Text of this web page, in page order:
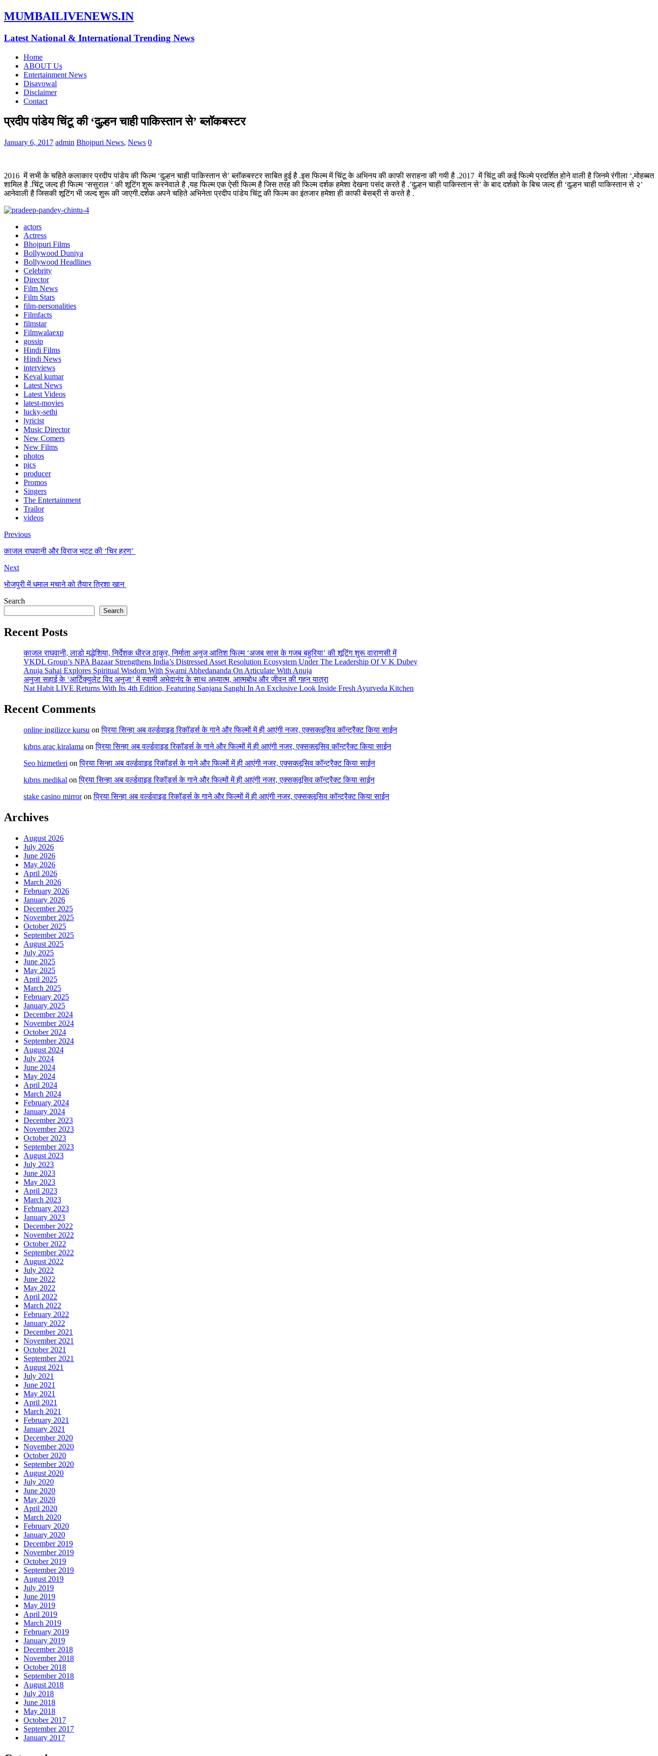
MUMBAILIVENEWS.IN
Latest National & International Trending News
Home
ABOUT Us
Entertainment News
Disavowal
Disclaimer
Contact
प्रदीप पांडेय चिंटू की ‘दुल्हन चाही पाकिस्तान से’ ब्लॉकबस्टर
January 6, 2017 admin Bhojpuri News, News 0
2016 में सभी के चहिते कलाकार प्रदीप पांडेय की फिल्म ‘दुल्हन चाही पाकिस्तान से’ ब्लॉकबस्टर साबित हुई है .इस फिल्म में चिंटू के अभिनय की काफी सराहना की गयी है .2017 में चिंटू की कई फिल्मे प्रदर्शित होने वाली है जिनमे रंगीला ‘,मोहब्बत
शामिल है .चिंटू जल्द ही फिल्म ‘ससुराल ‘ की शूटिंग शुरू करनेवाले है ,यह फिल्म एक ऐसी फिल्म है जिस तरह की फिल्म दर्शक हमेशा देखना पसंद करते है .’दुल्हन चाही पाकिस्तान से’ के बाद दर्शको के बिच जल्द ही ‘दुल्हन चाही पाकिस्तान से २’
आनेवाली है जिसकी शूटिंग भी जल्द शुरू की जाएगी.दर्शक अपने चहिते अभिनेता प्रदीप पांडेय चिंटू की फिल्म का इंतजार हमेशा ही काफी बेसब्री से करते है .
actors
Actress
Bhojpuri Films
Bollywood Duniya
Bollywood Headlines
Celebrity
Director
Film News
Film Stars
film-personalities
Filmfacts
filmstar
Filmwalaexp
gossip
Hindi Films
Hindi News
interviews
Keval kumar
Latest News
Latest Videos
latest-movies
lucky-sethi
lyricist
Music Director
New Comers
New Films
photos
pics
producer
Promos
Singers
The Entertainment
Trailor
videos
Previous
काजल राघवानी और विराज भट्ट की ‘चिर हरण’
Next
भोजपुरी में धमाल मचाने को तैयार त्रिशा खान
Search
Search
Recent Posts
काजल राघवानी, लाडो मद्धेशिया, निर्देशक धीरज ठाकुर, निर्माता अनुज आतिश फिल्म ‘अजब सास के गजब बहुरिया’ की शूटिंग शुरू वाराणसी में
VKDL Group’s NPA Bazaar Strengthens India’s Distressed Asset Resolution Ecosystem Under The Leadership Of V K Dubey
Anuja Sahai Explores Spiritual Wisdom With Swami Abhedananda On Articulate With Anuja
अनुजा सहाई के ‘आर्टिक्युलेट विद अनुजा’ में स्वामी अभेदानंद के साथ अध्यात्म, आत्मबोध और जीवन की गहन यात्रा
Nat Habit LIVE Returns With Its 4th Edition, Featuring Sanjana Sanghi In An Exclusive Look Inside Fresh Ayurveda Kitchen
Recent Comments
online ingilizce kursu onप्रिया सिन्हा अब वर्ल्डवाइड रिकॉर्ड्स के गाने और फिल्मों में ही आएंगी नजर, एक्सक्लूसिव कॉन्ट्रैक्ट किया साईन
kıbrıs araç kiralama onप्रिया सिन्हा अब वर्ल्डवाइड रिकॉर्ड्स के गाने और फिल्मों में ही आएंगी नजर, एक्सक्लूसिव कॉन्ट्रैक्ट किया साईन
Seo hizmetleri onप्रिया सिन्हा अब वर्ल्डवाइड रिकॉर्ड्स के गाने और फिल्मों में ही आएंगी नजर, एक्सक्लूसिव कॉन्ट्रैक्ट किया साईन
kıbrıs medikal onप्रिया सिन्हा अब वर्ल्डवाइड रिकॉर्ड्स के गाने और फिल्मों में ही आएंगी नजर, एक्सक्लूसिव कॉन्ट्रैक्ट किया साईन
stake casino mirroronप्रिया सिन्हा अब वर्ल्डवाइड रिकॉर्ड्स के गाने और फिल्मों में ही आएंगी नजर, एक्सक्लूसिव कॉन्ट्रैक्ट किया साईन
Archives
August 2026
July 2026
June 2026
May 2026
April 2026
March 2026
February 2026
January 2026
December 2025
November 2025
October 2025
September 2025
August 2025
July 2025
June 2025
May 2025
April 2025
March 2025
February 2025
January 2025
December 2024
November 2024
October 2024
September 2024
August 2024
July 2024
June 2024
May 2024
April 2024
March 2024
February 2024
January 2024
December 2023
November 2023
October 2023
September 2023
August 2023
July 2023
June 2023
May 2023
April 2023
March 2023
February 2023
January 2023
December 2022
November 2022
October 2022
September 2022
August 2022
July 2022
June 2022
May 2022
April 2022
March 2022
February 2022
January 2022
December 2021
November 2021
October 2021
September 2021
August 2021
July 2021
June 2021
May 2021
April 2021
March 2021
February 2021
January 2021
December 2020
November 2020
October 2020
September 2020
August 2020
July 2020
June 2020
May 2020
April 2020
March 2020
February 2020
January 2020
December 2019
November 2019
October 2019
September 2019
August 2019
July 2019
June 2019
May 2019
April 2019
March 2019
February 2019
January 2019
December 2018
November 2018
October 2018
September 2018
August 2018
July 2018
June 2018
May 2018
October 2017
September 2017
January 2017